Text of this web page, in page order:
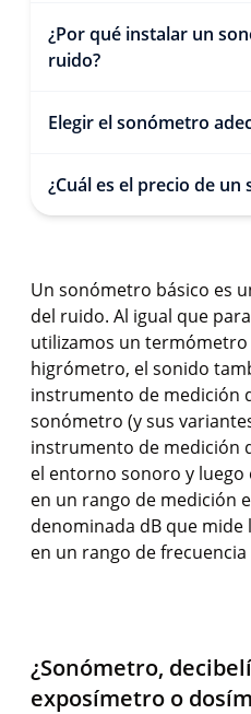
¿Por qué instalar un
ruido?
Elegir el sonómetro
¿Cuál es el precio de un
Un sonómetro básico es
del ruido. Al igual que
utilizamos un
higrómetro, el sonido
instrumento de medición
sonómetro (y sus
instrumento de medición
el entorno sonoro y luego
en un rango de medición
denominada dB que mide
en un rango de frecuencia
¿Sonómetro,
exposímetro o